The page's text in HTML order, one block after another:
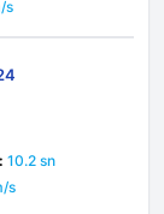
s
10.2 sn
s